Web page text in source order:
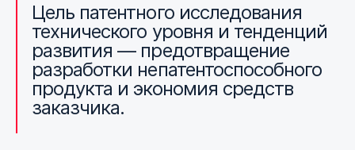
Цель патентного исследования
технического уровня и тенденций
развития — предотвращение
разработки непатентоспособного
продукта и экономия средств
заказчика.